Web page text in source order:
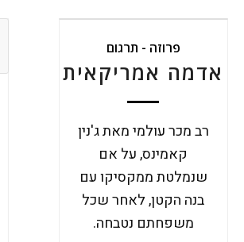
פרוזה - תרגום
אדמה אמריקאית
רב מכר עולמי מאת ג'נין
קאמינס, על אם
שנמלטת ממקסיקו עם
בנה הקטן, לאחר שכל
משפחתם נטבחה.